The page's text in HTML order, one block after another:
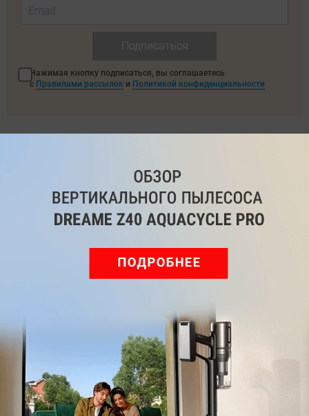
Нажимая кнопку подписаться, вы соглашаетесь
с Правилами рассылок и Политикой конфиденциальности
ВКонтакте Дзен
YouTube
Мы знаем, вам есть что сказать!
ВойдитеилиЗарегистрируйтесь